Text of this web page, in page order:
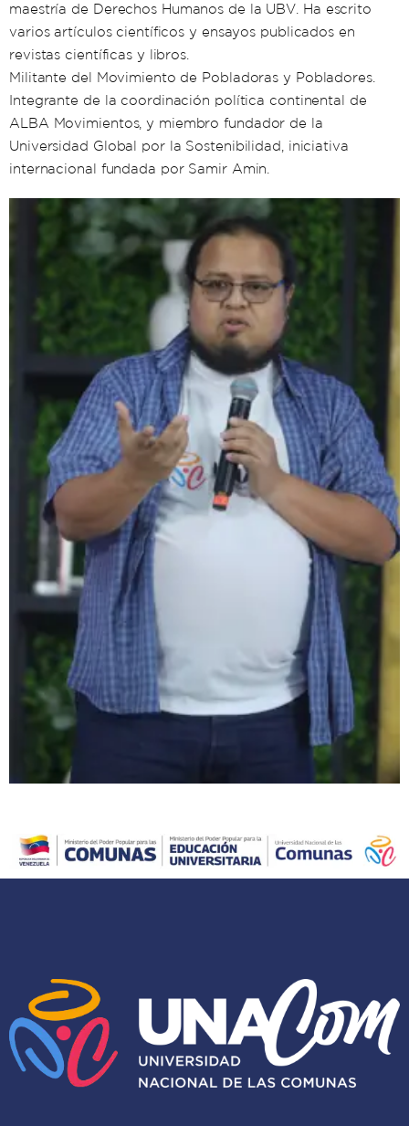
maestría de Derechos Humanos de la UBV. Ha escrito
varios artículos científicos y ensayos publicados en
revistas científicas y libros.
Militante del Movimiento de Pobladoras y Pobladores.
Integrante de la coordinación política continental de
ALBA Movimientos, y miembro fundador de la
Universidad Global por la Sostenibilidad, iniciativa
internacional fundada por Samir Amin.